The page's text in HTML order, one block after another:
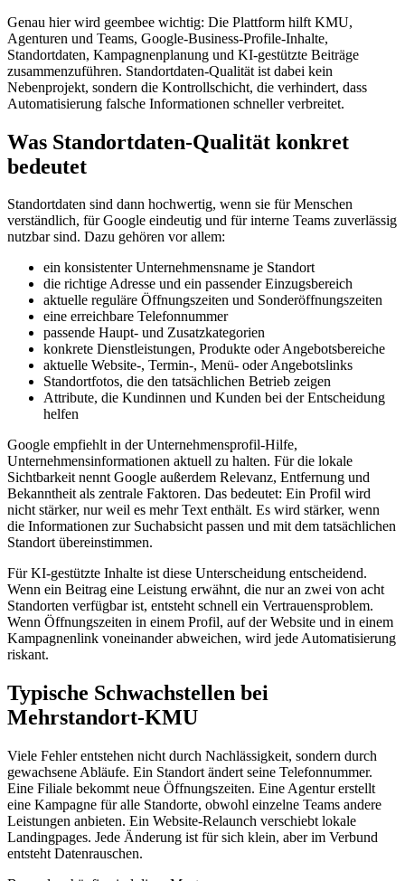
Genau hier wird geembee wichtig: Die Plattform hilft KMU,
Agenturen und Teams, Google-Business-Profile-Inhalte,
Standortdaten, Kampagnenplanung und KI-gestützte Beiträge
zusammenzuführen. Standortdaten-Qualität ist dabei kein
Nebenprojekt, sondern die Kontrollschicht, die verhindert, dass
Automatisierung falsche Informationen schneller verbreitet.
Was Standortdaten-Qualität konkret
bedeutet
Standortdaten sind dann hochwertig, wenn sie für Menschen
verständlich, für Google eindeutig und für interne Teams zuverlässig
nutzbar sind. Dazu gehören vor allem:
ein konsistenter Unternehmensname je Standort
die richtige Adresse und ein passender Einzugsbereich
aktuelle reguläre Öffnungszeiten und Sonderöffnungszeiten
eine erreichbare Telefonnummer
passende Haupt- und Zusatzkategorien
konkrete Dienstleistungen, Produkte oder Angebotsbereiche
aktuelle Website-, Termin-, Menü- oder Angebotslinks
Standortfotos, die den tatsächlichen Betrieb zeigen
Attribute, die Kundinnen und Kunden bei der Entscheidung
helfen
Google empfiehlt in der Unternehmensprofil-Hilfe,
Unternehmensinformationen aktuell zu halten. Für die lokale
Sichtbarkeit nennt Google außerdem Relevanz, Entfernung und
Bekanntheit als zentrale Faktoren. Das bedeutet: Ein Profil wird
nicht stärker, nur weil es mehr Text enthält. Es wird stärker, wenn
die Informationen zur Suchabsicht passen und mit dem tatsächlichen
Standort übereinstimmen.
Für KI-gestützte Inhalte ist diese Unterscheidung entscheidend.
Wenn ein Beitrag eine Leistung erwähnt, die nur an zwei von acht
Standorten verfügbar ist, entsteht schnell ein Vertrauensproblem.
Wenn Öffnungszeiten in einem Profil, auf der Website und in einem
Kampagnenlink voneinander abweichen, wird jede Automatisierung
riskant.
Typische Schwachstellen bei
Mehrstandort-KMU
Viele Fehler entstehen nicht durch Nachlässigkeit, sondern durch
gewachsene Abläufe. Ein Standort ändert seine Telefonnummer.
Eine Filiale bekommt neue Öffnungszeiten. Eine Agentur erstellt
eine Kampagne für alle Standorte, obwohl einzelne Teams andere
Leistungen anbieten. Ein Website-Relaunch verschiebt lokale
Landingpages. Jede Änderung ist für sich klein, aber im Verbund
entsteht Datenrauschen.